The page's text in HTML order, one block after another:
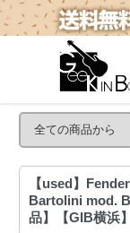
【used】
Bartolini mod.
品】【GIB横浜】